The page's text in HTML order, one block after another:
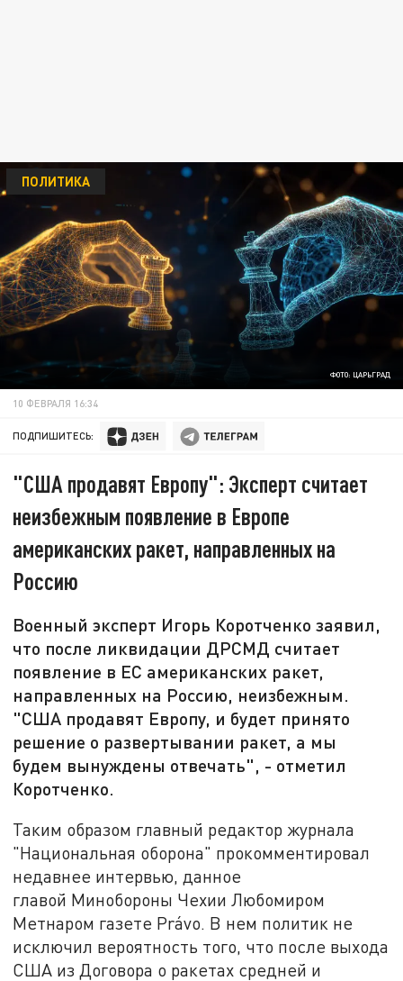
ФОТО: ЦАРЬГРАД
ПОЛИТИКА
10 ФЕВРАЛЯ 16:34
ПОДПИШИТЕСЬ:
"США продавят Европу": Эксперт считает
неизбежным появление в Европе
американских ракет, направленных на
Россию
Военный эксперт Игорь Коротченко заявил,
что после ликвидации ДРСМД считает
появление в ЕС американских ракет,
направленных на Россию, неизбежным.
"США продавят Европу, и будет принято
решение о развертывании ракет, а мы
будем вынуждены отвечать", - отметил
Коротченко.
Таким образом главный редактор журнала
"Национальная оборона" прокомментировал
недавнее интервью, данное
главой Минобороны Чехии Любомиром
Метнаром газете Právo. В нем политик не
исключил вероятность того, что после выхода
США из Договора о ракетах средней и